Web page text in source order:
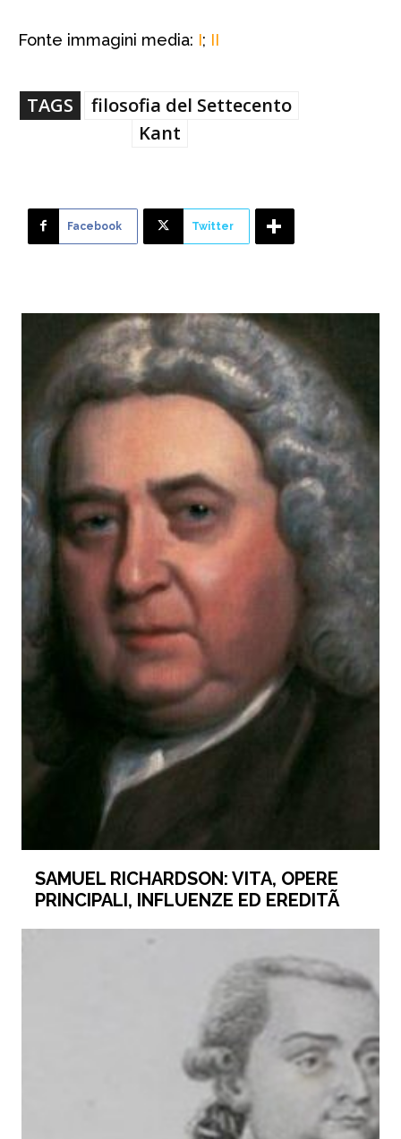
Fonte immagini media: I; II
TAGS
filosofia del Settecento
Kant
Facebook Twitter
SAMUEL RICHARDSON: VITA, OPERE
PRINCIPALI, INFLUENZE ED EREDITÃ